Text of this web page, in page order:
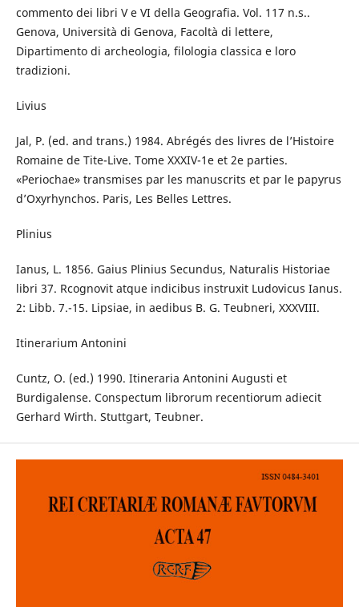
commento dei libri V e VI della Geografia. Vol. 117 n.s..
Genova, Università di Genova, Facoltà di lettere,
Dipartimento di archeologia, filologia classica e loro
tradizioni.
Livius
Jal, P. (ed. and trans.) 1984. Abrégés des livres de l’Histoire
Romaine de Tite-Live. Tome XXXIV-1e et 2e parties.
«Periochae» transmises par les manuscrits et par le papyrus
d’Oxyrhynchos. Paris, Les Belles Lettres.
Plinius
Ianus, L. 1856. Gaius Plinius Secundus, Naturalis Historiae
libri 37. Rcognovit atque indicibus instruxit Ludovicus Ianus.
2: Libb. 7.-15. Lipsiae, in aedibus B. G. Teubneri, XXXVIII.
Itinerarium Antonini
Cuntz, O. (ed.) 1990. Itineraria Antonini Augusti et
Burdigalense. Conspectum librorum recentiorum adiecit
Gerhard Wirth. Stuttgart, Teubner.